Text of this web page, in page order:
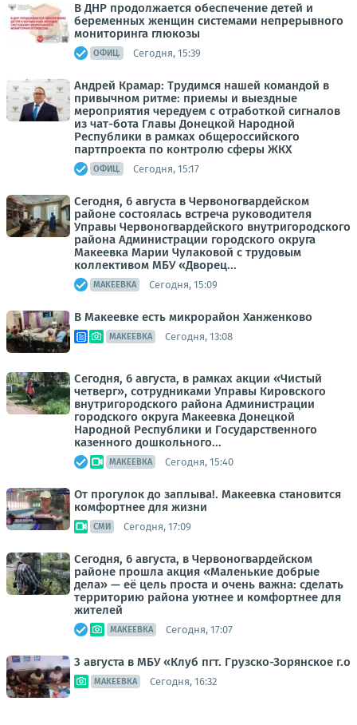
В ДНР продолжается обеспечение детей и
беременных женщин системами непрерывного
мониторинга глюкозы
ОФИЦ. Сегодня, 15:39
Андрей Крамар: Трудимся нашей командой в
привычном ритме: приемы и выездные
мероприятия чередуем с отработкой сигналов
из чат-бота Главы Донецкой Народной
Республики в рамках общероссийского
партпроекта по контролю сферы ЖКХ
ОФИЦ. Сегодня, 15:17
Сегодня, 6 августа в Червоногвардейском
районе состоялась встреча руководителя
Управы Червоногвардейского внутригородского
района Администрации городского округа
Макеевка Марии Чулаковой с трудовым
коллективом МБУ «Дворец...
МАКЕЕВКА Сегодня, 15:09
В Макеевке есть микрорайон Ханженково
МАКЕЕВКА Сегодня, 13:08
Сегодня, 6 августа, в рамках акции «Чистый
четверг», сотрудниками Управы Кировского
внутригородского района Администрации
городского округа Макеевка Донецкой
Народной Республики и Государственного
казенного дошкольного...
МАКЕЕВКА Сегодня, 15:40
От прогулок до заплыва!. Макеевка становится
комфортнее для жизни
СМИ Сегодня, 17:09
Сегодня, 6 августа, в Червоногвардейском
районе прошла акция «Маленькие добрые
дела» — её цель проста и очень важна: сделать
территорию района уютнее и комфортнее для
жителей
МАКЕЕВКА Сегодня, 17:07
3 августа в МБУ «Клуб пгт. Грузско-Зорянское г.о
МАКЕЕВКА Сегодня, 16:32